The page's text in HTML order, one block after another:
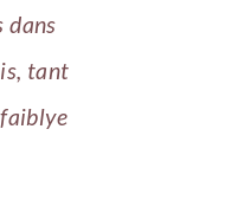
dans
tant
faiblye